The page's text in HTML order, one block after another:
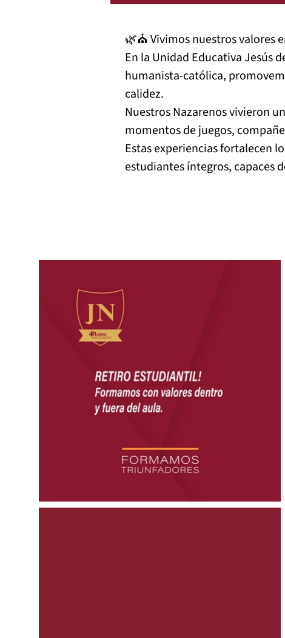
🌿⛪ Vivimos nuestros valores
En la Unidad Educativa Jesús
humanista-católica,
calidez.
Nuestros Nazarenos vivieron
momentos de juegos,
Estas experiencias fortalecen
estudiantes íntegros, capaces